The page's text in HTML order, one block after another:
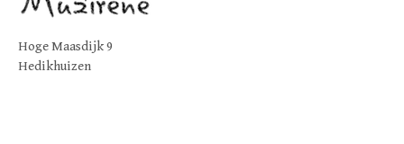
Hoge Maasdijk 9
Hedikhuizen